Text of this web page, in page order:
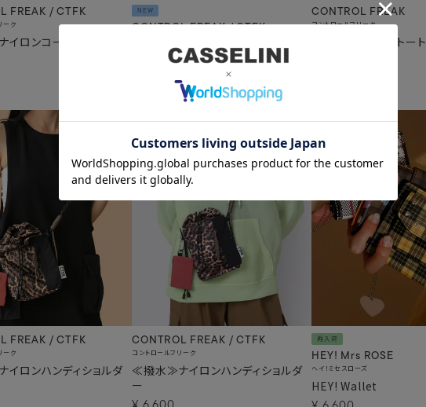
FREAK / CTFK
ーク
ロンコードベルトトー
NEW
CONTROL FREAK / CTFK
≪撥水≫ナイロンハンディショルダ
CONTROL FREAK
コントロールフリーク
WASHED LOGOトート
FREAK / CTFK
ーク
ロンハンディショルダ
CONTROL FREAK / CTFK
コントロールフリーク
≪撥水≫ナイロンハンディショルダ
ー
再入荷
HEY! Mrs ROSE
ヘイ！ミセスローズ
HEY! Wallet